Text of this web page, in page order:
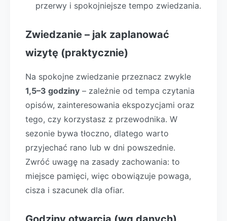
przerwy i spokojniejsze tempo zwiedzania.
Zwiedzanie – jak zaplanować
wizytę (praktycznie)
Na spokojne zwiedzanie przeznacz zwykle
1,5–3 godziny – zależnie od tempa czytania
opisów, zainteresowania ekspozycjami oraz
tego, czy korzystasz z przewodnika. W
sezonie bywa tłoczno, dlatego warto
przyjechać rano lub w dni powszednie.
Zwróć uwagę na zasady zachowania: to
miejsce pamięci, więc obowiązuje powaga,
cisza i szacunek dla ofiar.